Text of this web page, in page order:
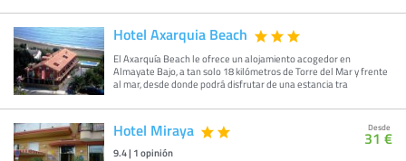
Hotel Axarquia Beach
El Axarquía Beach le ofrece un alojamiento acogedor en
Almayate Bajo, a tan solo 18 kilómetros de Torre del Mar y frente
al mar, desde donde podrá disfrutar de una estancia tra
Hotel Miraya
9.4| 1opinión
Desde
31 €